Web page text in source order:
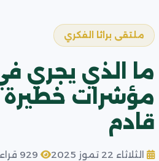
ملتقى براثا الفكري
ما الذي يجري
مؤشرات خطيرة
قادم
الثلاثاء 22 تموز 2025